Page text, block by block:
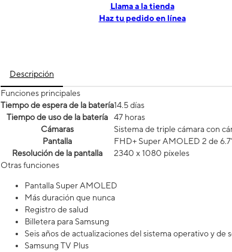
​​​​​​​Llama a la tienda
Haz tu pedido en línea
Descripción
Funciones principales
Tiempo de espera de la batería14.5 días
Tiempo de uso de la batería
47 horas
Cámaras
Sistema de triple cámara con
Pantalla
FHD+ Super AMOLED 2 de
Resolución de la pantalla
2340 x 1080 píxeles
Otras funciones
Pantalla Super AMOLED
Más duración que nunca
Registro de salud
Billetera para Samsung
Seis años de actualizaciones del sistema operativo y de
Samsung TV Plus